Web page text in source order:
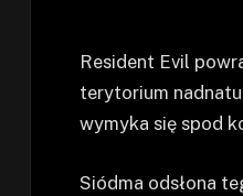
Resident Evil
terytorium
wymyka się spod
Siódma odsłona